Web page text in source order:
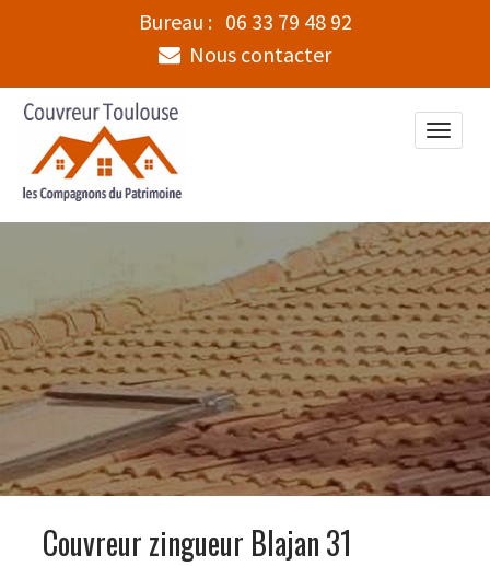
Bureau : 06 33 79 48 92
Nous contacter
Toggle
Couvreur zingueur Blajan 31